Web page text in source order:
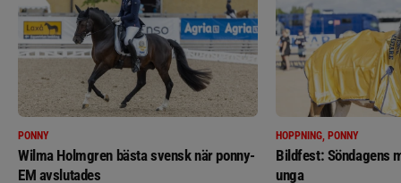
PONNY
Wilma Holmgren bästa svensk när ponny-
EM avslutades
HOPPNING, PONNY
Bildfest: Söndagens
unga